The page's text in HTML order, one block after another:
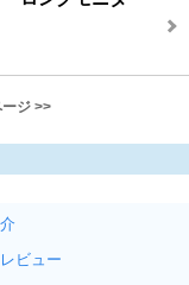
ジ >>
ビュー